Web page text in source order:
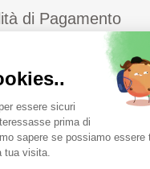
di Pagamento
Policy
di Vendita
di Turno a